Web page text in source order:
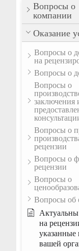
Вопросы о
компании
Оказание
Вопросы о
на
Вопросы о
Вопросы о
заключения
Вопросы о
рецензии
Вопросы о
рецензии
Вопросы о
Вопросы об
на
указанные
вашей